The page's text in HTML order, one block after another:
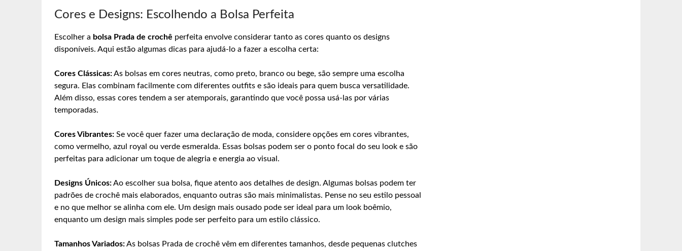
Cores e Designs: Escolhendo a Bolsa Perfeita
Escolher a bolsa Prada de crochê perfeita envolve considerar tanto as cores quanto os designs
disponíveis. Aqui estão algumas dicas para ajudá-lo a fazer a escolha certa:
Cores Clássicas:As bolsas em cores neutras, como preto, branco ou bege, são sempre uma escolha
segura. Elas combinam facilmente com diferentes outfits e são ideais para quem busca versatilidade.
Além disso, essas cores tendem a ser atemporais, garantindo que você possa usá-las por várias
temporadas.
Cores Vibrantes: Se você quer fazer uma declaração de moda, considere opções em cores vibrantes,
como vermelho, azul royal ou verde esmeralda. Essas bolsas podem ser o ponto focal do seu look e são
perfeitas para adicionar um toque de alegria e energia ao visual.
Designs Únicos:Ao escolher sua bolsa, fique atento aos detalhes de design. Algumas bolsas podem ter
padrões de crochê mais elaborados, enquanto outras são mais minimalistas. Pense no seu estilo pessoal
e no que melhor se alinha com ele. Um design mais ousado pode ser ideal para um look boêmio,
enquanto um design mais simples pode ser perfeito para um estilo clássico.
Tamanhos Variados:As bolsas Prada de crochê vêm em diferentes tamanhos, desde pequenas clutches